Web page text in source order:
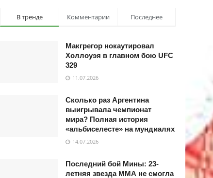
В тренде Комментарии Последнее
Макгрегор нокаутировал
Холлоуэя в главном бою UFC
329
11.07.2026
Сколько раз Аргентина
выигрывала чемпионат
мира? Полная история
«альбиселесте» на мундиалях
14.07.2026
Последний бой Мины: 23-
летняя звезда ММА не смогла